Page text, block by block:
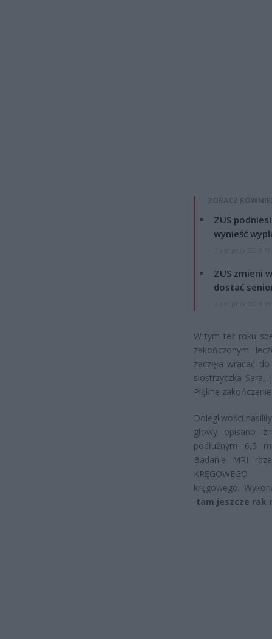
ZOBACZ
ZUS
wynieść
ZUS zmieni
dostać
W tym też roku
zakończonym
zaczęła wracać
siostrzyczka Sara,
Piękne
Dolegliwości
głowy opisano
podłużnym 6,5
Badanie MRI
kręgowego.
tam jeszcze rak